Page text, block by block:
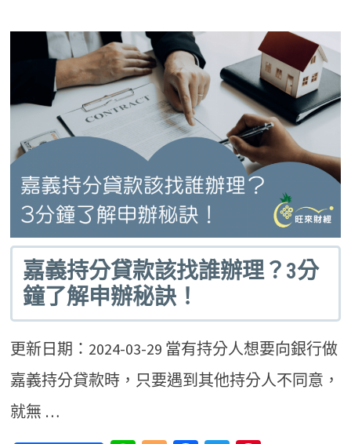
嘉義持分貸款該找誰辦理？3分
鐘了解申辦秘訣！
更新日期：2024-03-29 當有持分人想要向銀行做
嘉義持分貸款時，只要遇到其他持分人不同意，
就無 …